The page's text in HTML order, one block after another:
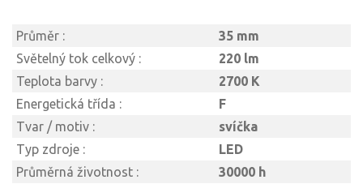
Průměr :
35 mm
Světelný tok celkový :
220 lm
Teplota barvy :
2700 K
Energetická třída :
F
Tvar / motiv :
svíčka
Typ zdroje :
LED
Průměrná životnost :
30000 h